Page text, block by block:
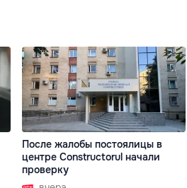
После жалобы постоялицы в
центре Constructorul начали
проверку